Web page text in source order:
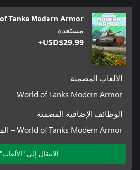
مستعدة
USD$29.99+
الألعاب المضمنة
World of Tanks Modern Armor
الوظائف الإضافية المضمنة
World of Tanks Modern Armor – المتكاملة مستعدة
الانتقال إلى "الألعاب"